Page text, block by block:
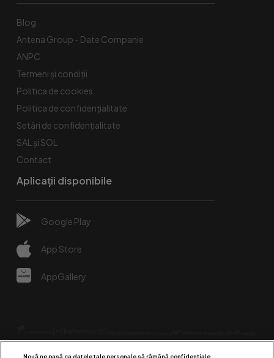
Blog
Antena Group - Date Companie
ANPC
Termeni și condiții
Politica de cookies
Politica de confidențialitate
Setări de confidențialitate
SAL și SOL
Contact
Aplicații disponibile
Google Play
App Store
AppGallery
Nouă ne pasă ca datele tale personale să rămână confidențiale